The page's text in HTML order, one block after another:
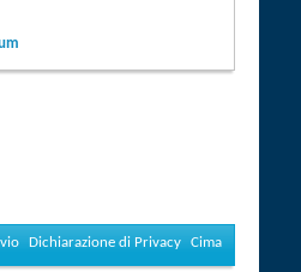
Dichiarazione di Privacy Cima